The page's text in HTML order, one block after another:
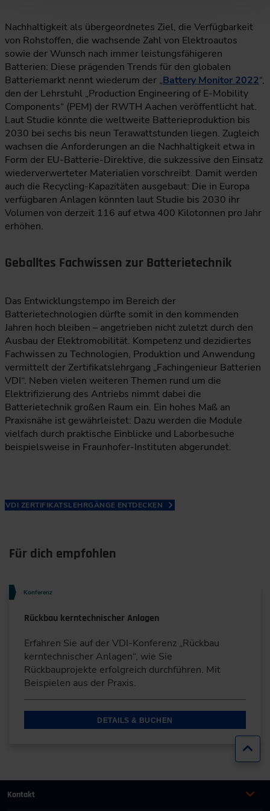
Nachhaltigkeit als übergeordnetes Ziel, die Verfügbarkeit
von Rohstoffen, die wachsende Zahl von Elektroautos
sowie der Wunsch nach immer leistungsfähigeren
Batterien: Diese prägenden Trends für den globalen
Batteriemarkt nennt wiederum der „Battery Monitor 2022“,
den der Lehrstuhl „Production Engineering of E-Mobility
Components“ (PEM) der RWTH Aachen veröffentlicht hat.
Laut Studie könnte die weltweite Batterieproduktion bis
2030 bei sechs bis neun Terawattstunden liegen. Zugleich
wachsen die Anforderungen an die Nachhaltigkeit etwa in
Form der EU-Batterie-Direktive, die sukzessive den Einsatz
wiederverwerteter Materialien vorschreibt. Damit werden
auch die Recycling-Kapazitäten ausgebaut: Die in Europa
verfügbaren Anlagen könnten laut Studie bis 2030 ihr
Volumen von derzeit 116 auf etwa 400 Kilotonnen pro Jahr
erhöhen.
Geballtes Fachwissen zur Batterietechnik
Das Entwicklungstempo im Bereich der
Batterietechnologien dürfte somit in den kommenden
Jahren hoch bleiben – angetrieben nicht zuletzt durch den
Ausbau der Elektromobilität. Kompetenz und dezidiertes
Fachwissen zu Technologien, Produktion und Anwendung
vermittelt der Zertifikatslehrgang „Fachingenieur Batterien
VDI“. Neben vielen weiteren Themen rund um die
Elektrifizierung des Antriebs nimmt dabei die
Batterietechnik großen Raum ein. Ein hohes Maß an
Praxisnähe ist gewährleistet: Dazu werden die Module
vielfach durch praktische Einblicke und Laborbesuche
beispielsweise in Fraunhofer-Instituten abgerundet.
VDI ZERTIFIKATSLEHRGÄNGE ENTDECKEN
Für dich empfohlen
Konferenz
Rückbau kerntechnischer Anlagen
Erfahren Sie auf der VDI-Konferenz „Rückbau
kerntechnischer Anlagen“, wie Sie
Rückbauprojekte erfolgreich durchführen. Mit
Beispielen aus der Praxis.
DETAILS & BUCHEN
Kontakt